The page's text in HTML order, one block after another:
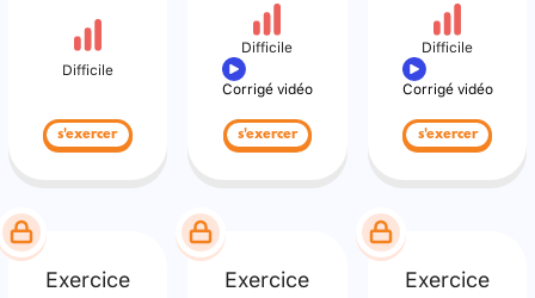
Difficile
s'exercer
Difficile
Corrigé vidéo
s'exercer
Difficile
Corrigé vidéo
s'exercer
Exercice Exercice Exercice